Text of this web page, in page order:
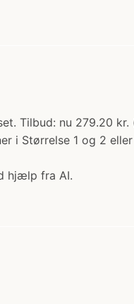
Tilbud: nu 279.20
i Størrelse 1 og 2
hjælp fra AI.